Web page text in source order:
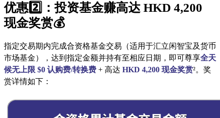
优惠2️⃣：投资基金赚高达 HKD 4,200
现金奖赏💰
指定交易期内完成合资格基金交易（适用于汇立闲智宝及货币
市场基金），达到指定金额并持有至相应日期，即可尊享全天
候无上限 $0 认购费/转换费 + 高达 HKD 4,200 现金奖赏²。 奖
赏详情如下：